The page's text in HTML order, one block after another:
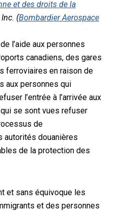
et des droits de la
(Bombardier Aerospace
l’aide aux personnes
canadiens, des gares
ferroviaires en raison de
aux personnes qui
l’entrée à l’arrivée aux
se sont vues refuser
de
autorités douanières
de la protection des
et sans équivoque les
et des personnes